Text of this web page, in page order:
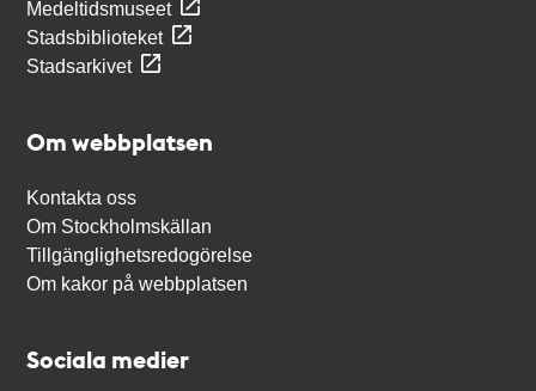
Medeltidsmuseet
Stadsbiblioteket
Stadsarkivet
Om webbplatsen
Kontakta oss
Om Stockholmskällan
Tillgänglighetsredogörelse
Om kakor på webbplatsen
Sociala medier